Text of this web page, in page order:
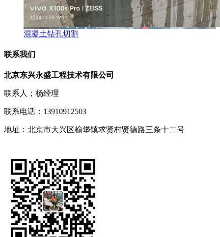
混凝土钻孔切割
联系我们
北京东兴永盛工程技术有限公司
联系人；杨经理
联系电话：13910912503
地址：北京市大兴区榆垡镇求贤村贤德路三条十二号